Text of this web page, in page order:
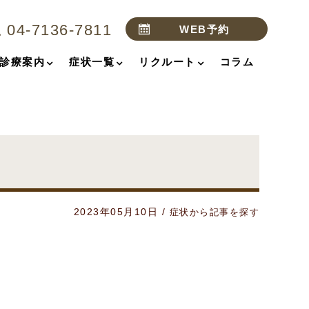
04-7136-7811 WEB予約
診療案内 症状一覧 リクルート コラム
2023年05月10日 / 症状から記事を探す